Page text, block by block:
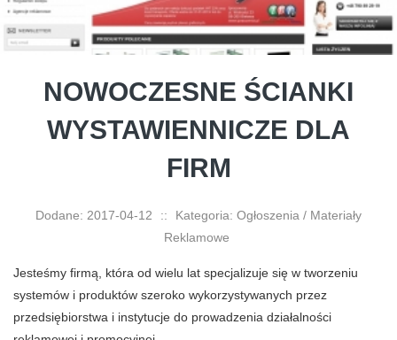
NOWOCZESNE ŚCIANKI
WYSTAWIENNICZE DLA
FIRM
Dodane: 2017-04-12 ::
Kategoria: Ogłoszenia / Materiały
Reklamowe
Jesteśmy firmą, która od wielu lat specjalizuje się w tworzeniu
systemów i produktów szeroko wykorzystywanych przez
przedsiębiorstwa i instytucje do prowadzenia działalności